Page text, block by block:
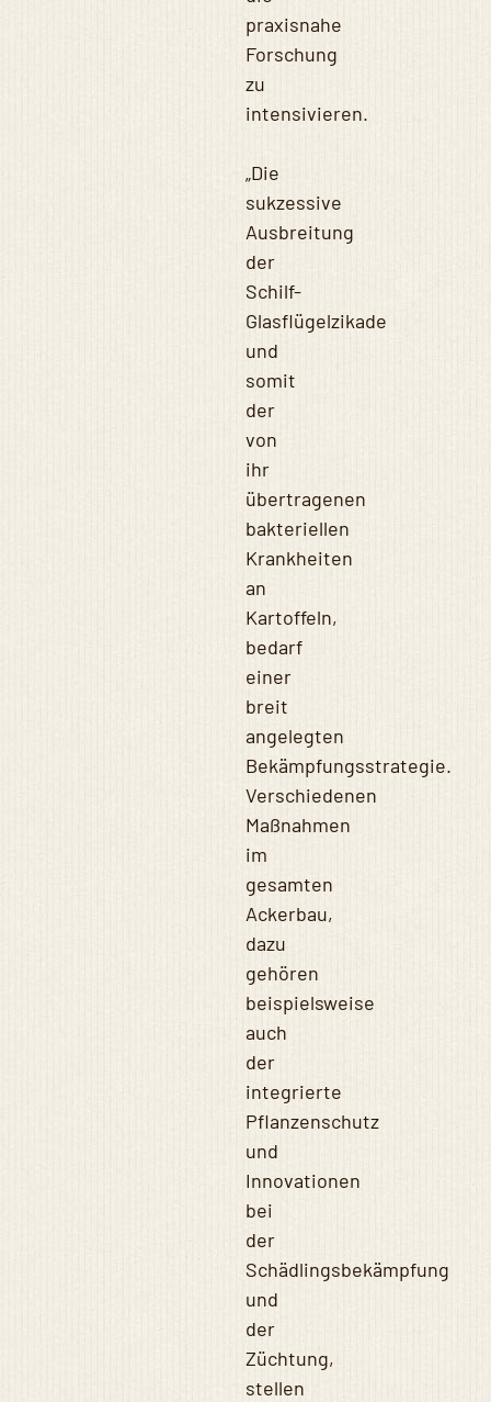
praxisnahe
Forschung
zu
intensivieren.
„Die
sukzessive
Ausbreitung
der
Schilf-
Glasflügelzikade
und
somit
der
von
ihr
übertragenen
bakteriellen
Krankheiten
an
Kartoffeln,
bedarf
einer
breit
angelegten
Bekämpfungsstrategie.
Verschiedenen
Maßnahmen
im
gesamten
Ackerbau,
dazu
gehören
beispielsweise
auch
der
integrierte
Pflanzenschutz
und
Innovationen
bei
der
Schädlingsbekämpfung
und
der
Züchtung,
stellen